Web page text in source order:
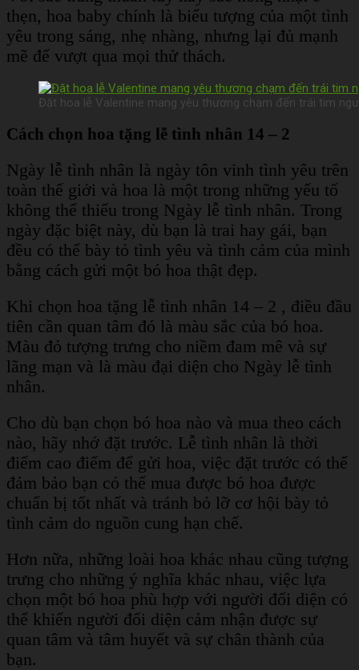
thẹn, hoa baby chính là biểu tượng của một tình
yêu trong sáng, nhẹ nhàng, nhưng lại đủ mạnh
mẽ để vượt qua mọi thử thách.
Đặt hoa lễ Valentine mang yêu thương chạm đến trái tim
Cách chọn hoa tặng lễ tình nhân 14 – 2
Ngày lễ tình nhân là ngày tôn vinh tình yêu trên
toàn thế giới và hoa là một trong những yếu tố
không thể thiếu trong Ngày lễ tình nhân. Trong
ngày đặc biệt này, dù bạn là trai hay gái, bạn
đều có thể bày tỏ tình yêu và tình cảm của mình
bằng cách gửi một bó hoa thật đẹp.
Khi chọn hoa tặng lễ tình nhân 14 – 2 , điều đầu
tiên cần quan tâm đó là màu sắc của bó hoa.
Màu đỏ tượng trưng cho niềm đam mê và sự
lãng mạn và là màu đại diện cho Ngày lễ tình
nhân.
Cho dù bạn chọn bó hoa nào và mua theo cách
nào, hãy nhớ đặt trước. Lễ tình nhân là thời
điểm cao điểm để gửi hoa, việc đặt trước có thể
đảm bảo bạn có thể mua được bó hoa được
chuẩn bị tốt nhất và tránh bỏ lỡ cơ hội bày tỏ
tình cảm do nguồn cung hạn chế.
Hơn nữa, những loài hoa khác nhau cũng tượng
trưng cho những ý nghĩa khác nhau, việc lựa
chọn một bó hoa phù hợp với người đối diện có
thể khiến người đối diện cảm nhận được sự
quan tâm và tâm huyết và sự chân thành của
bạn.